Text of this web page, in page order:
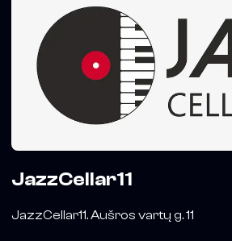
JazzCellar11
JazzCellar11. Aušros vartų g. 11